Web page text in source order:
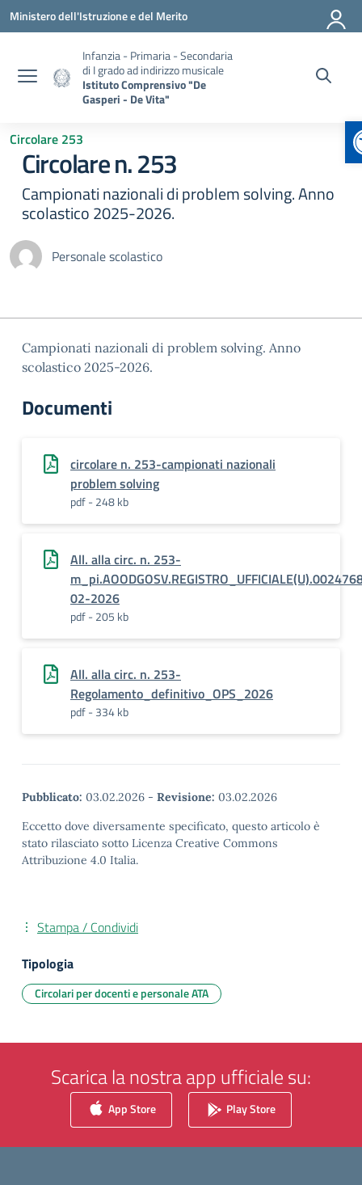
Vai ai contenuti
Vai al menu di navigazione
Vai al footer
Ministero dell'Istruzione e del Merito
Infanzia - Primaria - Secondaria
di I grado ad indirizzo musicale
Istituto Comprensivo "De
Gasperi - De Vita"
Circolare 253
Circolare n. 253
Campionati nazionali di problem solving. Anno
scolastico 2025-2026.
Personale scolastico
Campionati nazionali di problem solving. Anno
scolastico 2025-2026.
Documenti
circolare n. 253-campionati nazionali
problem solving
pdf - 248 kb
All. alla circ. n. 253-
02-2026
pdf - 205 kb
All. alla circ. n. 253-
Regolamento_definitivo_OPS_2026
pdf - 334 kb
Pubblicato: 03.02.2026 - Revisione: 03.02.2026
Eccetto dove diversamente specificato, questo articolo è
stato rilasciato sotto Licenza Creative Commons
Attribuzione 4.0 Italia.
Stampa / Condividi
Tipologia
Circolari per docenti e personale ATA
Scarica la nostra app ufficiale su:
App Store Play Store